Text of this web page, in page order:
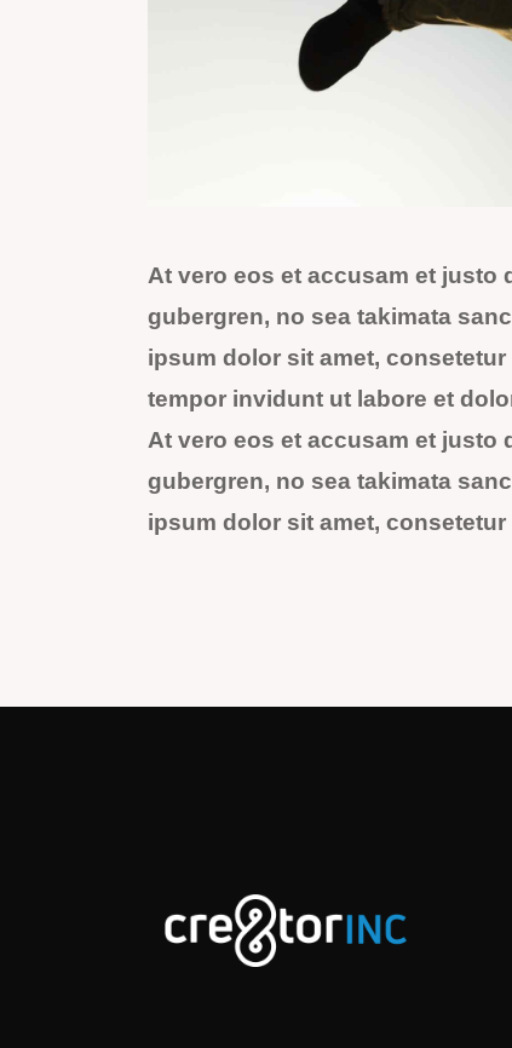
At vero eos et accusam et justo
gubergren, no sea takimata
ipsum dolor sit amet,
tempor invidunt ut labore et
At vero eos et accusam et justo
gubergren, no sea takimata
ipsum dolor sit amet,